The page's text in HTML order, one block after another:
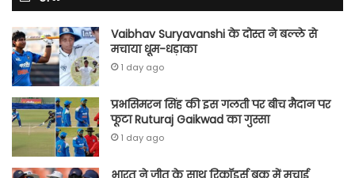
Vaibhav Suryavanshi के दोस्त ने बल्ले से
मचाया धूम-धड़ाका
1 day ago
प्रभसिमरन सिंह की इस गलती पर बीच मैदान पर
फूटा Ruturaj Gaikwad का गुस्सा
1 day ago
भारत ने जीत के साथ रिकॉर्ड्स बुक में मचाई